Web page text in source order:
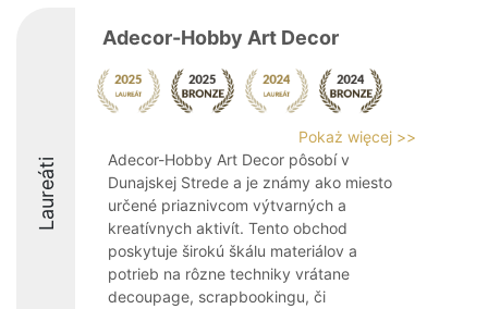
Laureáti
Adecor-Hobby Art Decor
Pokaż więcej >>
Adecor-Hobby Art Decor pôsobí v
Dunajskej Strede a je známy ako miesto
určené priaznivcom výtvarných a
kreatívnych aktivít. Tento obchod
poskytuje širokú škálu materiálov a
potrieb na rôzne techniky vrátane
decoupage, scrapbookingu, či